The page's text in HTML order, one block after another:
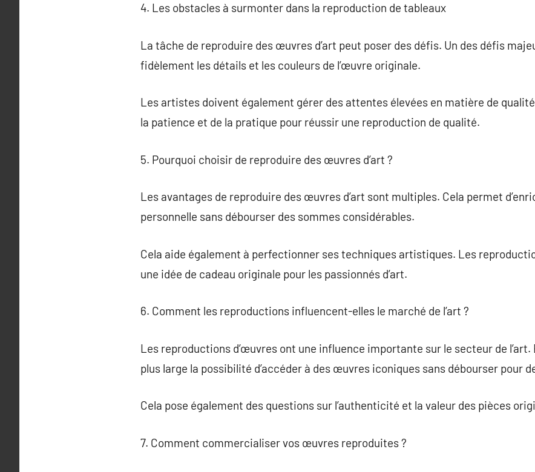
4. Les obstacles à surmonter dans la reproduction de tableaux
La tâche de reproduire des œuvres d’art peut poser des défis. Un des défis
fidèlement les détails et les couleurs de l’œuvre originale.
Les artistes doivent également gérer des attentes élevées en matière de
la patience et de la pratique pour réussir une reproduction de qualité.
5. Pourquoi choisir de reproduire des œuvres d’art ?
Les avantages de reproduire des œuvres d’art sont multiples. Cela permet
personnelle sans débourser des sommes considérables.
Cela aide également à perfectionner ses techniques artistiques. Les
une idée de cadeau originale pour les passionnés d’art.
6. Comment les reproductions influencent-elles le marché de l’art ?
Les reproductions d’œuvres ont une influence importante sur le secteur de l’art.
plus large la possibilité d’accéder à des œuvres iconiques sans débourser pour
Cela pose également des questions sur l’authenticité et la valeur des pièces
7. Comment commercialiser vos œuvres reproduites ?